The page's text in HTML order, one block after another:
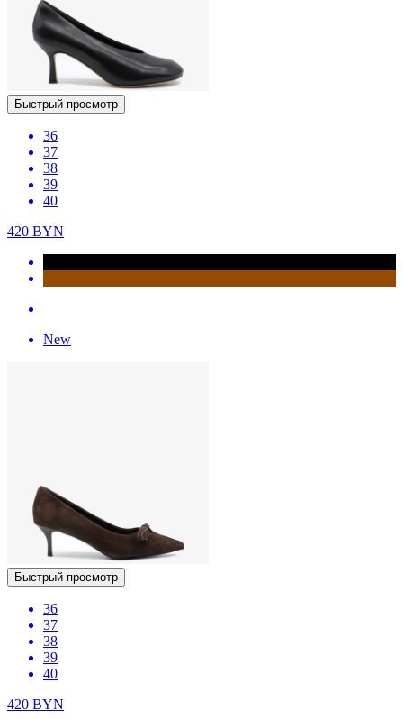
Быстрый просмотр
36
37
38
39
40
420 BYN
New
Быстрый просмотр
36
37
38
39
40
420 BYN